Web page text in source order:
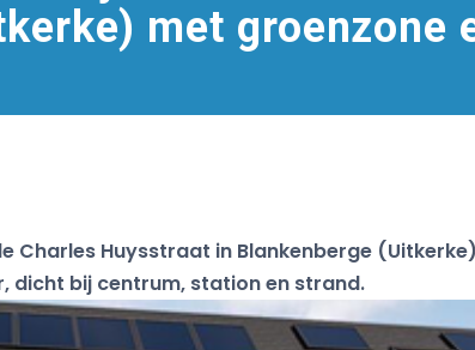
met groenzone
Charles Huysstraat in Blankenberge
dicht bij centrum, station en strand.